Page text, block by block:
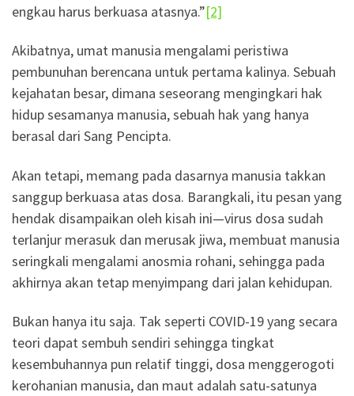
engkau harus berkuasa atasnya.”[2]
Akibatnya, umat manusia mengalami peristiwa
pembunuhan berencana untuk pertama kalinya. Sebuah
kejahatan besar, dimana seseorang mengingkari hak
hidup sesamanya manusia, sebuah hak yang hanya
berasal dari Sang Pencipta.
Akan tetapi, memang pada dasarnya manusia takkan
sanggup berkuasa atas dosa. Barangkali, itu pesan yang
hendak disampaikan oleh kisah ini—virus dosa sudah
terlanjur merasuk dan merusak jiwa, membuat manusia
seringkali mengalami anosmia rohani, sehingga pada
akhirnya akan tetap menyimpang dari jalan kehidupan.
Bukan hanya itu saja. Tak seperti COVID-19 yang secara
teori dapat sembuh sendiri sehingga tingkat
kesembuhannya pun relatif tinggi, dosa menggerogoti
kerohanian manusia, dan maut adalah satu-satunya